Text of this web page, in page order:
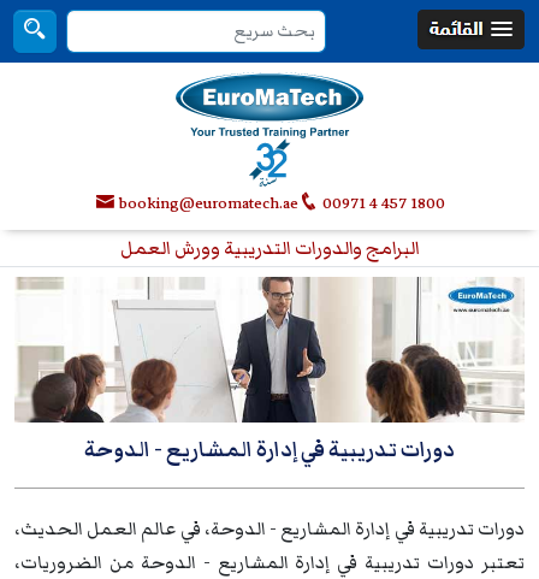
00971 4 457 1800
booking@euromatech.ae
البرامج والدورات التدريبية وورش العمل
دورات تدريبية في إدارة المشاريع- الدوحة
دورات تدريبية في إدارة المشاريع - الدوحة، في عالم العمل الحديث،
تعتبر دورات تدريبية في إدارة المشاريع - الدوحة من الضروريات،